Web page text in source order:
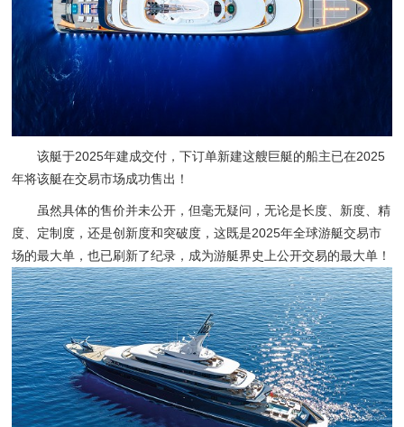
该艇于2025年建成交付，下订单新建这艘巨艇的船主已在2025
年将该艇在交易市场成功售出！
虽然具体的售价并未公开，但毫无疑问，无论是长度、新度、精
度、定制度，还是创新度和突破度，这既是2025年全球游艇交易市
场的最大单，也已刷新了纪录，成为游艇界史上公开交易的最大单！